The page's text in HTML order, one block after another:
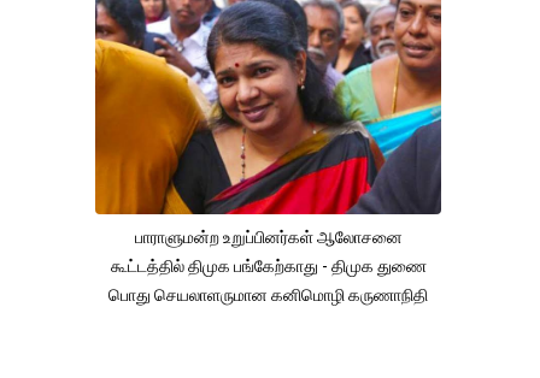
பாராளுமன்ற உறுப்பினர்கள் ஆலோசனை
கூட்டத்தில் திமுக பங்கேற்காது - திமுக துணை
பொது செயலாளருமான கனிமொழி கருணாநிதி